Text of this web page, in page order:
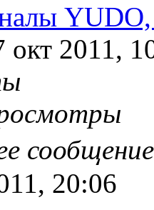
окт 2011,
20:06